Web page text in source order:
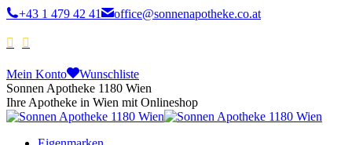
+43 1 479 42 41 office@sonnenapotheke.co.at
Mein Konto
Wunschliste
Sonnen Apotheke 1180 Wien
Ihre Apotheke in Wien mit Onlineshop